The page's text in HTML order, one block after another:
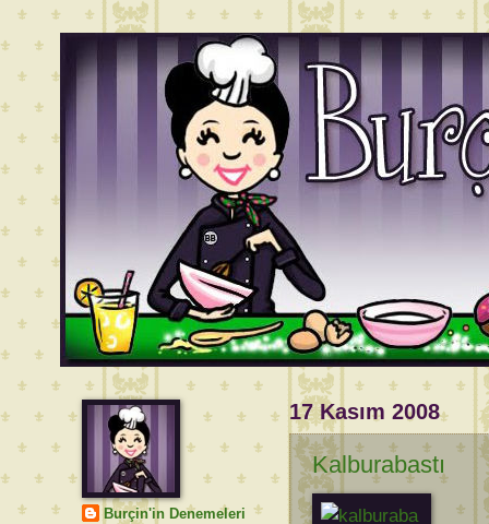
17 Kasım 2008
Kalburabastı
Burçin'in Denemeleri